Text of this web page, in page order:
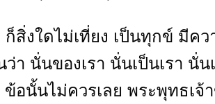
ก็สิ่งใดไม่เที่ยง เป็นทุกข์ มีค
ว่า นั่นของเรา นั่นเป็นเรา นั่น
ข้อนั้นไม่ควรเลย พระพุทธเจ้